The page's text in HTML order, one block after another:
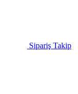
Sipariş Takip